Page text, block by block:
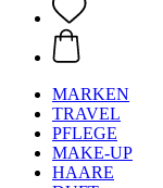
MARKEN
TRAVEL
PFLEGE
MAKE-UP
HAARE